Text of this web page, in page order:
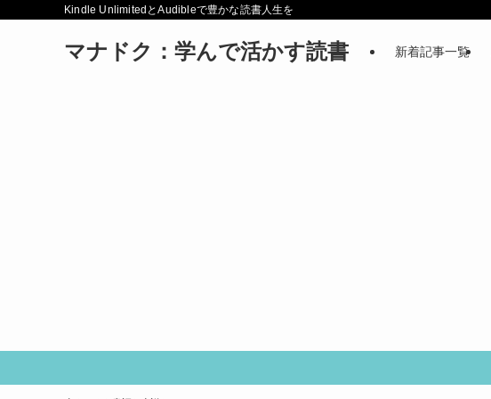
Kindle UnlimitedとAudibleで豊かな読書人生を
マナドク：学んで活かす読書 新着記事一覧